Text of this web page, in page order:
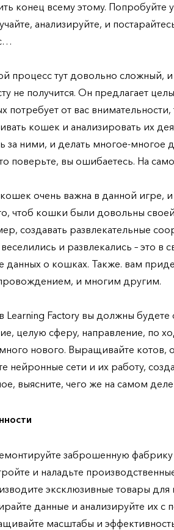
конец всему этому. Попробуйте
анализируйте, и
процесс тут довольно сложный,
не получится. Он предлагает
потребует от вас
кошек и анализировать их
за ними, и делать многое-многое
поверьте, вы ошибаетесь. На
очень важна в данной игре,
чтоб кошки были довольны
создавать развлекательные
и развлекались – это в
данных о кошках. Также. вам
и многим другим.
Learning Factory вы должны будете
целую сферу, направление, по
много нового. Выращивайте котов,
нейронные сети и их работу,
выясните, чего же на самом
заброшенную
и наладьте
эксклюзивные товары для
данные и анализируйте их
масштабы и